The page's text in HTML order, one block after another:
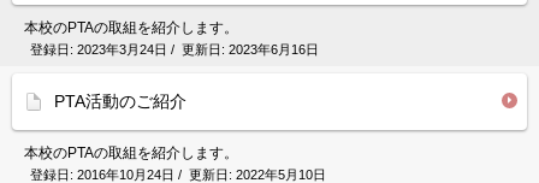
本校のPTAの取組を紹介します。
登録日: 2023年3月24日 / 更新日: 2023年6月16日
PTA活動のご紹介
本校のPTAの取組を紹介します。
登録日: 2016年10月24日 / 更新日: 2022年5月10日